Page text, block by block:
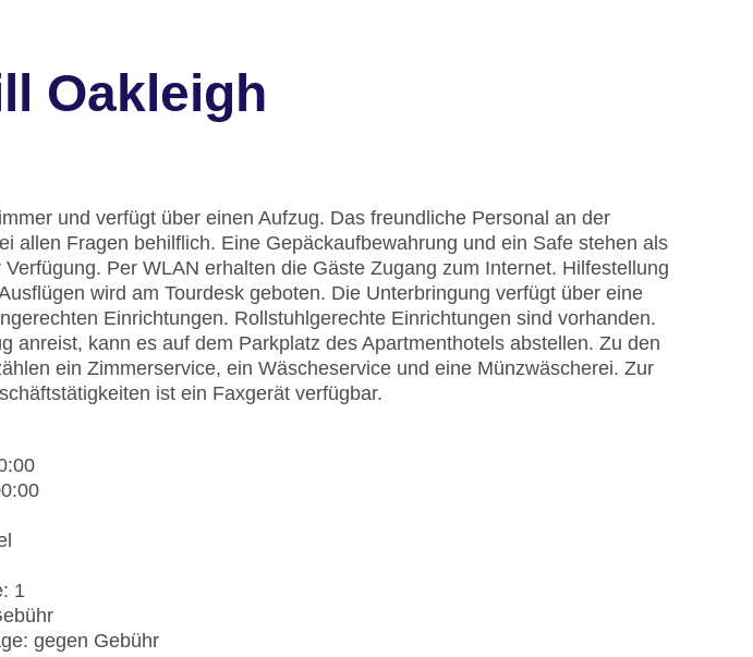
Oakleigh
und verfügt über einen Aufzug. Das freundliche Personal an der
allen Fragen behilflich. Eine Gepäckaufbewahrung und ein Safe stehen als
Per WLAN erhalten die Gäste Zugang zum Internet. Hilfestellung
wird am Tourdesk geboten. Die Unterbringung verfügt über eine
Einrichtungen. Rollstuhlgerechte Einrichtungen sind vorhanden.
anreist, kann es auf dem Parkplatz des Apartmenthotels abstellen. Zu den
ein Zimmerservice, ein Wäscheservice und eine Münzwäscherei. Zur
ist ein Faxgerät verfügbar.
1
gegen Gebühr